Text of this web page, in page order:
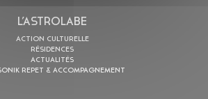
L’ASTROLABE
ACTION CULTURELLE
RÉSIDENCES
ACTUALITÉS
REPET & ACCOMPAGNEMENT